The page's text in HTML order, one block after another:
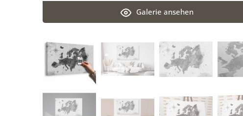
Galerie ansehen